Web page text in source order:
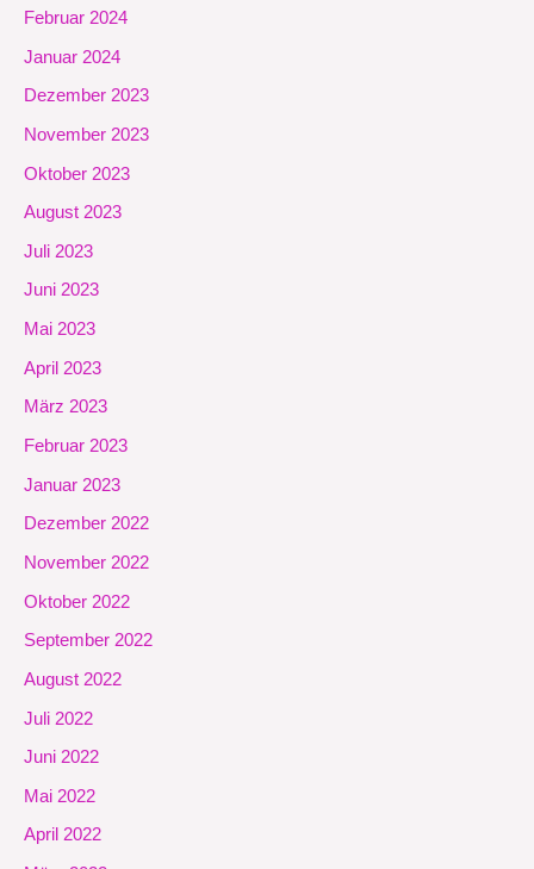
Februar 2024
Januar 2024
Dezember 2023
November 2023
Oktober 2023
August 2023
Juli 2023
Juni 2023
Mai 2023
April 2023
März 2023
Februar 2023
Januar 2023
Dezember 2022
November 2022
Oktober 2022
September 2022
August 2022
Juli 2022
Juni 2022
Mai 2022
April 2022